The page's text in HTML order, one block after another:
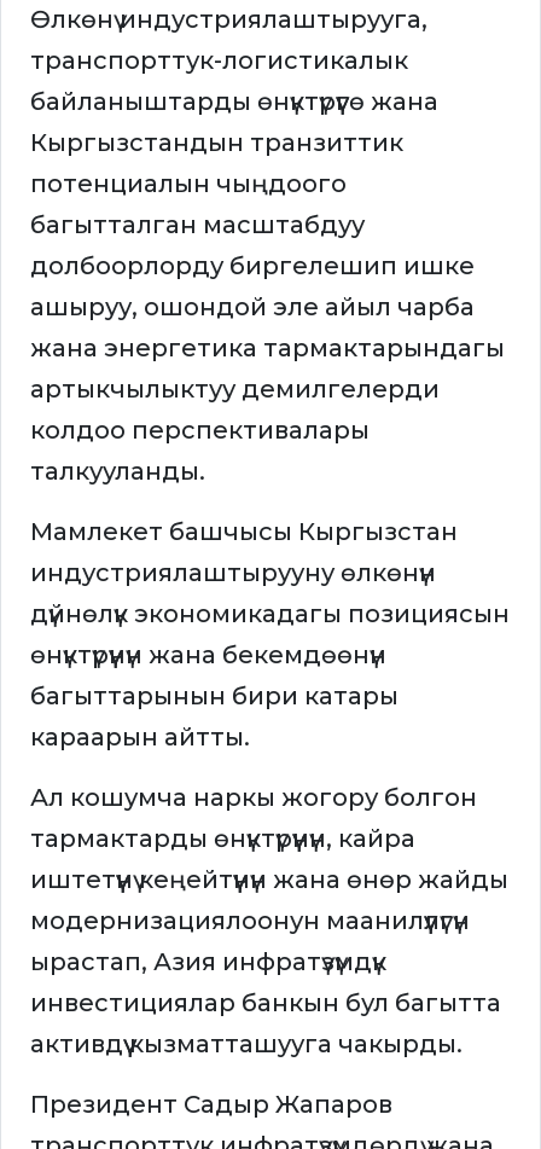
Өлкөнү индустриялаштырууга,
транспорттук-логистикалык
байланыштарды өнүктүрүүгө жана
Кыргызстандын транзиттик
потенциалын чыңдоого
багытталган масштабдуу
долбоорлорду биргелешип ишке
ашыруу, ошондой эле айыл чарба
жана энергетика тармактарындагы
артыкчылыктуу демилгелерди
колдоо перспективалары
талкууланды.
Мамлекет башчысы Кыргызстан
индустриялаштырууну өлкөнүн
дүйнөлүк экономикадагы позициясын
өнүктүрүүнүн жана бекемдөөнүн
багыттарынын бири катары
караарын айтты.
Ал кошумча наркы жогору болгон
тармактарды өнүктүрүүнүн, кайра
иштетүүнү кеңейтүүнүн жана өнөр жайды
модернизациялоонун маанилүүлүгүн
ырастап, Азия инфратүзүмдүк
инвестициялар банкын бул багытта
активдүү кызматташууга чакырды.
Президент Садыр Жапаров